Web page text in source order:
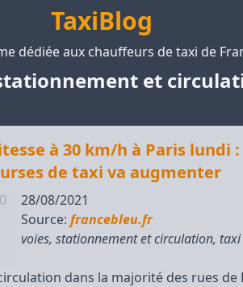
TaxiBlog
dédiée aux chauffeurs de taxi de
et
à 30 km/h à Paris lundi
de taxi va augmenter
28/08/2021
Source: francebleu.fr
voies, stationnement et circulation,
dans la majorité des rues de